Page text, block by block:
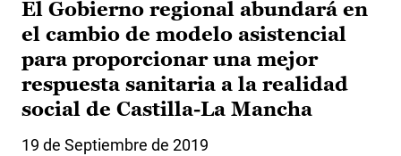
El Gobierno regional abundará en
el cambio de modelo asistencial
para proporcionar una mejor
respuesta sanitaria a la realidad
social de Castilla-La Mancha
19 de Septiembre de 2019